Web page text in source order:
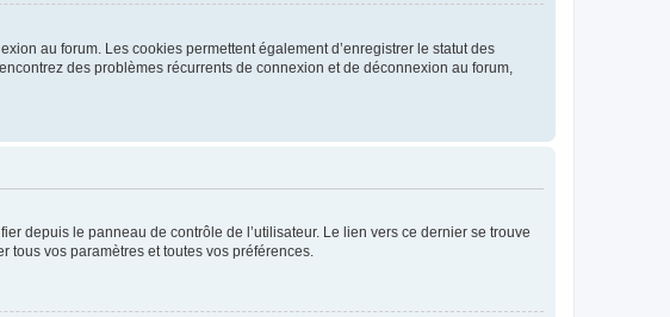
au forum. Les cookies permettent également d’enregistrer le statut des
des problèmes récurrents de connexion et de déconnexion au forum,
depuis le panneau de contrôle de l’utilisateur. Le lien vers ce dernier se trouve
tous vos paramètres et toutes vos préférences.